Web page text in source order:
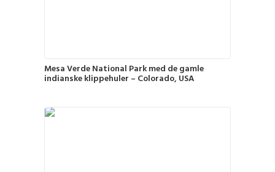
Mesa Verde National Park med de gamle
indianske klippehuler – Colorado, USA